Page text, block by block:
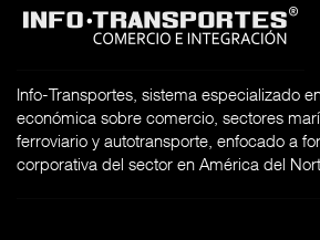
Info-Transportes, sistema especializado
económica sobre comercio, sectores
ferroviario y autotransporte, enfocado a
corporativa del sector en América del